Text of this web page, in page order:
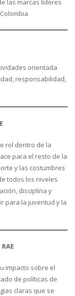
orientada
responsabilidad,
rol dentro de la
para el resto de la
y las costumbres
todos los niveles
disciplina y
para la juventud y la
impacto sobre el
de políticas de
claras que se